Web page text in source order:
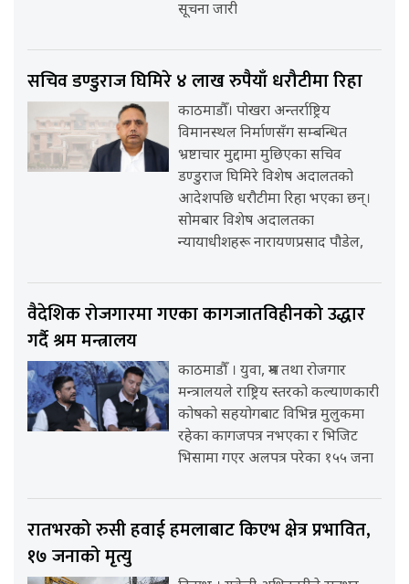
सूचना जारी
सचिव डण्डुराज घिमिरे ४ लाख रुपैयाँ धरौटीमा रिहा
काठमाडौँ। पोखरा अन्तर्राष्ट्रिय
विमानस्थल निर्माणसँग सम्बन्धित
भ्रष्टाचार मुद्दामा मुछिएका सचिव
डण्डुराज घिमिरे विशेष अदालतको
आदेशपछि धरौटीमा रिहा भएका छन्।
सोमबार विशेष अदालतका
न्यायाधीशहरू नारायणप्रसाद पौडेल,
वैदेशिक रोजगारमा गएका कागजातविहीनको उद्धार
गर्दै श्रम मन्त्रालय
काठमाडौँ । युवा, श्रम तथा रोजगार
मन्त्रालयले राष्ट्रिय स्तरको कल्याणकारी
कोषको सहयोगबाट विभिन्न मुलुकमा
रहेका कागजपत्र नभएका र भिजिट
भिसामा गएर अलपत्र परेका १५५ जना
रातभरको रुसी हवाई हमलाबाट किएभ क्षेत्र प्रभावित,
१७ जनाको मृत्यु